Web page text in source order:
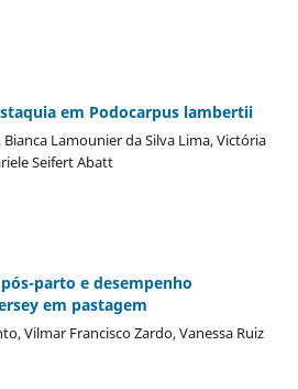
em Podocarpus lambertii
Lamounier da Silva Lima, Victória
Seifert Abatt
parto e desempenho
em pastagem
Vilmar Francisco Zardo, Vanessa Ruiz